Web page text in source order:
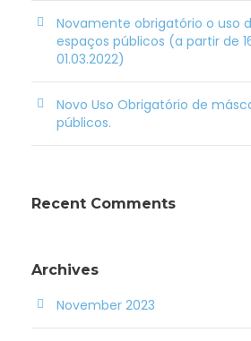
Novamente obrigatório o uso
espaços públicos (a partir de
01.03.2022)
Novo Uso Obrigatório de
públicos.
Recent Comments
Archives
November 2023